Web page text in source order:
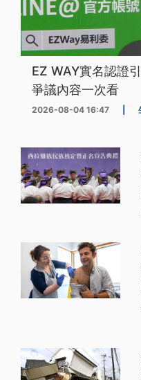
EZ WAY實名認證
爭議內容一次看
2026-08-04 16:47